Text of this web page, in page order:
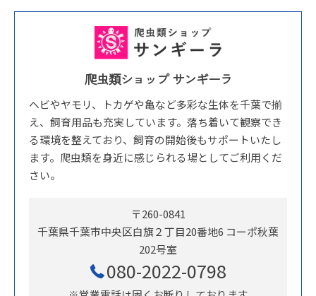
爬虫類ショップ サンギーラ
ヘビやヤモリ、トカゲや亀など多彩な生体を千葉で揃
え、飼育用品も充実しています。落ち着いて観察でき
る環境を整えており、飼育の開始後もサポートいたし
ます。爬虫類を身近に感じられる場としてご利用くだ
さい。
〒260-0841
千葉県千葉市中央区白旗２丁目20番地6 コーポ秋葉
202号室
080-2022-0798